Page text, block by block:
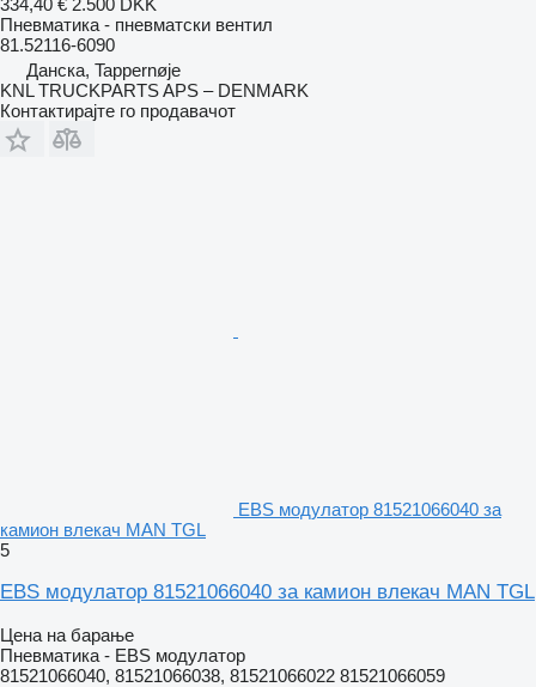
Пневматика - пневматски вентил
81.52116-6090
Данска, Tappernøje
KNL TRUCKPARTS APS – DENMARK
Контактирајте го продавачот
EBS модулатор 81521066040 за
камион влекач MAN TGL
5
EBS модулатор 81521066040 за камион влекач MAN TGL
Цена на барање
Пневматика - EBS модулатор
81521066040, 81521066038, 81521066022 81521066059